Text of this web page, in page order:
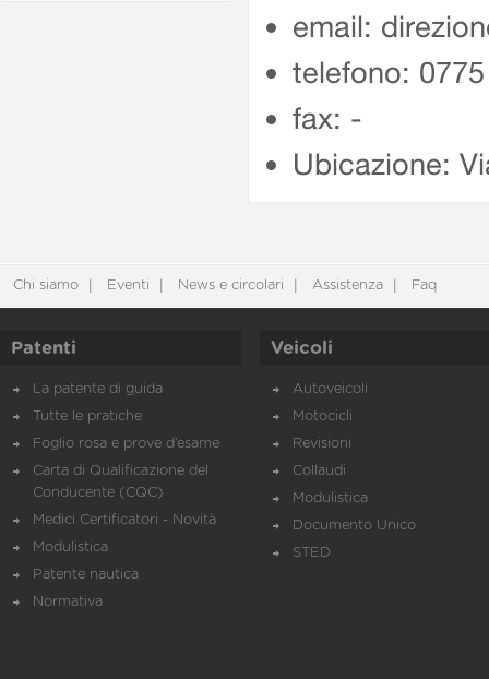
email:
telefono:
fax: -
Ubicazione:
Chi siamo Eventi News e circolari Assistenza Faq
Patenti
La patente di guida
Tutte le pratiche
Foglio rosa e prove d’esame
Carta di Qualificazione del
Conducente (CQC)
Medici Certificatori - Novità
Modulistica
Patente nautica
Normativa
Veicoli
Autoveicoli
Motocicli
Revisioni
Collaudi
Modulistica
Documento Unico
STED